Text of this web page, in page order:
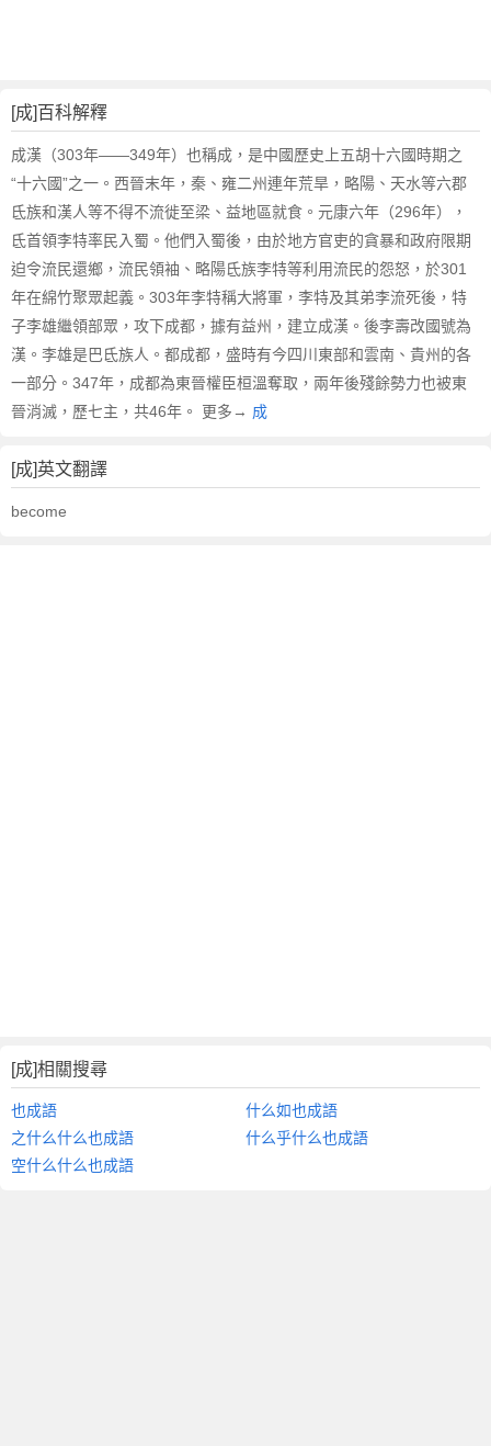
[成]百科解釋
成漢（303年——349年）也稱成，是中國歷史上五胡十六國時期之
“十六國”之一。西晉末年，秦、雍二州連年荒旱，略陽、天水等六郡
氐族和漢人等不得不流徙至梁、益地區就食。元康六年（296年），
氐首領李特率民入蜀。他們入蜀後，由於地方官吏的貪暴和政府限期
迫令流民還鄉，流民領袖、略陽氐族李特等利用流民的怨怒，於301
年在綿竹聚眾起義。303年李特稱大將軍，李特及其弟李流死後，特
子李雄繼領部眾，攻下成都，據有益州，建立成漢。後李壽改國號為
漢。李雄是巴氐族人。都成都，盛時有今四川東部和雲南、貴州的各
一部分。347年，成都為東晉權臣桓溫奪取，兩年後殘餘勢力也被東
晉消滅，歷七主，共46年。 更多→ 成
[成]英文翻譯
become
[成]相關搜尋
也成語
什么如也成語
之什么什么也成語
什么乎什么也成語
空什么什么也成語